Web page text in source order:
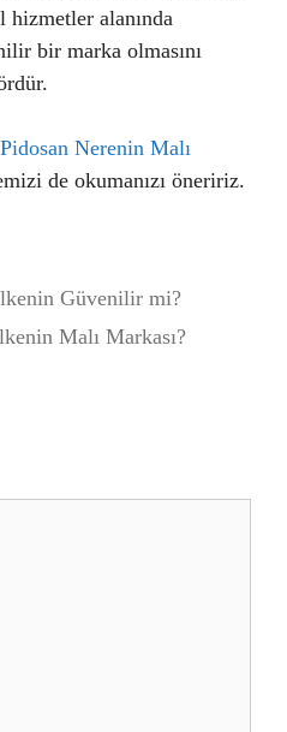
hizmetler alanında
bir marka olmasını
Pidosan Nerenin Malı
de okumanızı öneririz.
Güvenilir mi?
Malı Markası?